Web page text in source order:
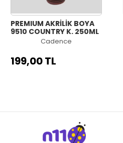
PREMIUM AKRİLİK BOYA
9510 COUNTRY K. 250ML
Cadence
199,00 TL